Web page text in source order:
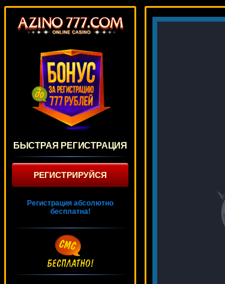
БЫСТРАЯ РЕГИСТРАЦИЯ
РЕГИСТРИРУЙСЯ
Регистрация абсолютно
бесплатна!